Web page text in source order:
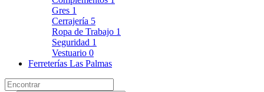
Gres 1
Cerrajería 5
Ropa de Trabajo 1
Seguridad 1
Vestuario 0
Ferreterías Las Palmas